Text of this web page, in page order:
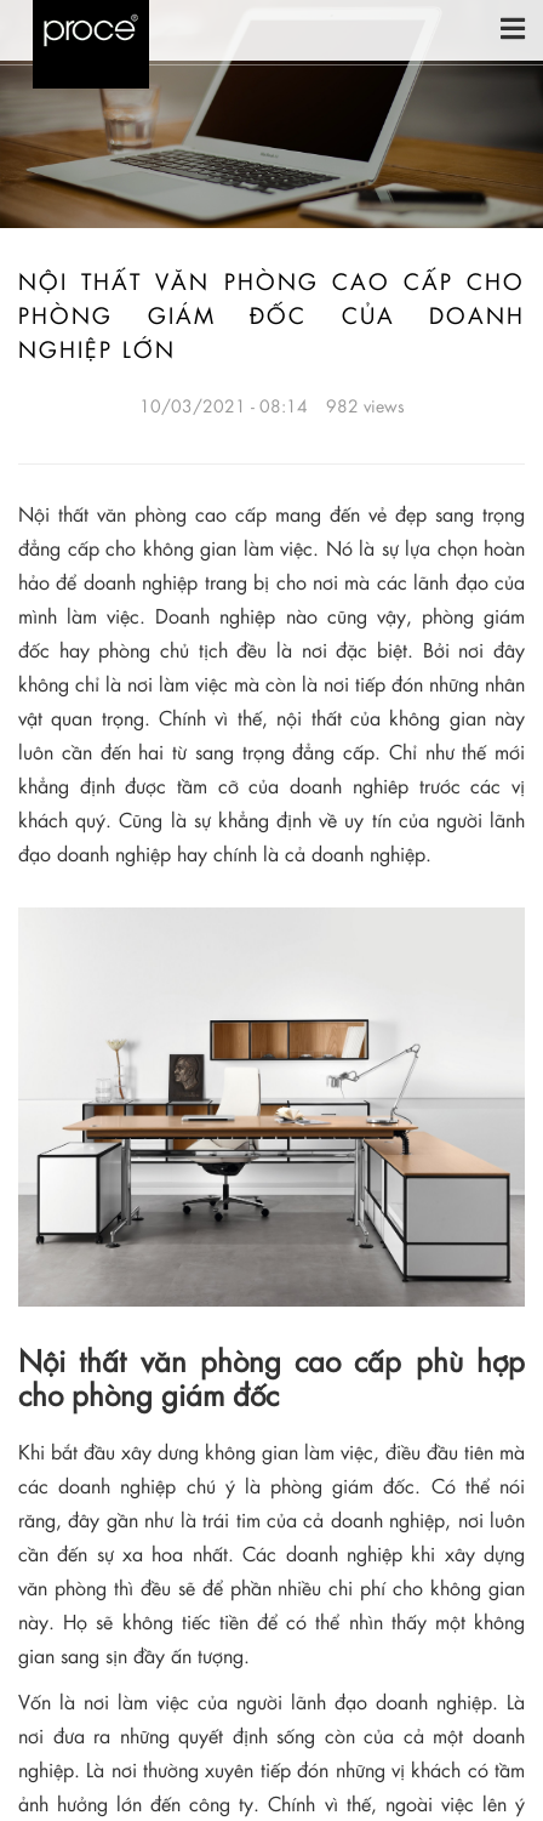
NỘI THẤT VĂN PHÒNG CAO CẤP CHO
PHÒNG GIÁM ĐỐC CỦA DOANH
NGHIỆP LỚN
10/03/2021 - 08:14 982 views
Nội thất văn phòng cao cấp mang đến vẻ đẹp sang trọng
đẳng cấp cho không gian làm việc. Nó là sự lựa chọn hoàn
hảo để doanh nghiệp trang bị cho nơi mà các lãnh đạo của
mình làm việc. Doanh nghiệp nào cũng vậy, phòng giám
đốc hay phòng chủ tịch đều là nơi đặc biệt. Bởi nơi đây
không chỉ là nơi làm việc mà còn là nơi tiếp đón những nhân
vật quan trọng. Chính vì thế, nội thất của không gian này
luôn cần đến hai từ sang trọng đẳng cấp. Chỉ như thế mới
khẳng định được tầm cỡ của doanh nghiêp trước các vị
khách quý. Cũng là sự khẳng định về uy tín của người lãnh
đạo doanh nghiệp hay chính là cả doanh nghiệp.
Nội thất văn phòng cao cấp phù hợp
cho phòng giám đốc
Khi bắt đầu xây dưng không gian làm việc, điều đầu tiên mà
các doanh nghiệp chú ý là phòng giám đốc. Có thể nói
răng, đây gần như là trái tim của cả doanh nghiệp, nơi luôn
cần đến sự xa hoa nhất. Các doanh nghiệp khi xây dựng
văn phòng thì đều sẽ để phần nhiều chi phí cho không gian
này. Họ sẽ không tiếc tiền để có thể nhìn thấy một không
gian sang sịn đầy ấn tượng.
Vốn là nơi làm việc của người lãnh đạo doanh nghiệp. Là
nơi đưa ra những quyết định sống còn của cả một doanh
nghiệp. Là nơi thường xuyên tiếp đón những vị khách có tầm
ảnh hưởng lớn đến công ty. Chính vì thế, ngoài việc lên ý